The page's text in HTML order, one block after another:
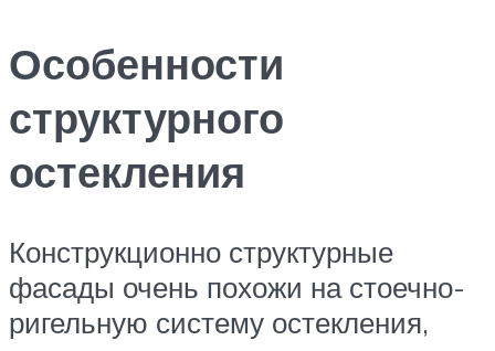
Особенности
структурного
остекления
Конструкционно структурные
фасады очень похожи на стоечно-
ригельную систему остекления,